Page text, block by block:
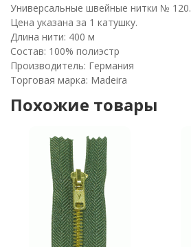
Универсальные швейные нитки № 120.
Цена указана за 1 катушку.
Длина нити: 400 м
Состав: 100% полиэстр
Производитель: Германия
Торговая марка: Madeira
Похожие товары